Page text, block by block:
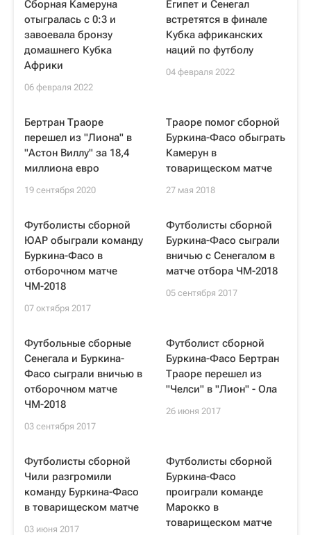
Сборная Камеруна
отыгралась с 0:3 и
завоевала бронзу
домашнего Кубка
Африки
06 февраля 2022
Египет и Сенегал
встретятся в финале
Кубка африканских
наций по футболу
04 февраля 2022
Бертран Траоре
перешел из "Лиона" в
"Астон Виллу" за 18,4
миллиона евро
19 сентября 2020
Траоре помог сборной
Буркина-Фасо обыграть
Камерун в
товарищеском матче
27 мая 2018
Футболисты сборной
ЮАР обыграли команду
Буркина-Фасо в
отборочном матче
ЧМ-2018
07 октября 2017
Футболисты сборной
Буркина-Фасо сыграли
вничью с Сенегалом в
матче отбора ЧМ-2018
05 сентября 2017
Футбольные сборные
Сенегала и Буркина-
Фасо сыграли вничью в
отборочном матче
ЧМ-2018
03 сентября 2017
Футболист сборной
Буркина-Фасо Бертран
Траоре перешел из
"Челси" в "Лион" - Ола
26 июня 2017
Футболисты сборной
Чили разгромили
команду Буркина-Фасо
в товарищеском матче
03 июня 2017
Футболисты сборной
Буркина-Фасо
проиграли команде
Марокко в
товарищеском матче